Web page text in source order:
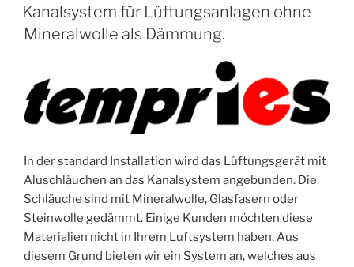
AM
Kanalsystem für Lüftungsanlagen ohne
Mineralwolle als Dämmung.
In der standard Installation wird das Lüftungsgerät mit
Aluschläuchen an das Kanalsystem angebunden. Die
Schläuche sind mit Mineralwolle, Glasfasern oder
Steinwolle gedämmt. Einige Kunden möchten diese
Materialien nicht in Ihrem Luftsystem haben. Aus
diesem Grund bieten wir ein System an, welches aus